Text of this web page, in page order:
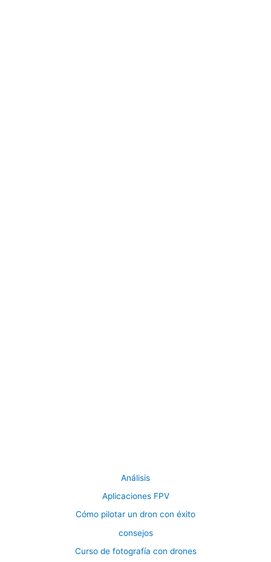
Análisis
Aplicaciones FPV
Cómo pilotar un dron con éxito
consejos
Curso de fotografía con drones